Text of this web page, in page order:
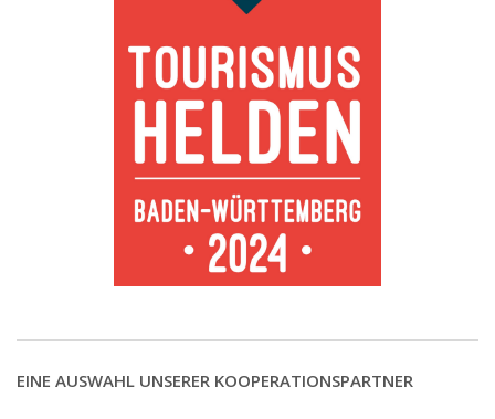
EINE AUSWAHL UNSERER KOOPERATIONSPARTNER